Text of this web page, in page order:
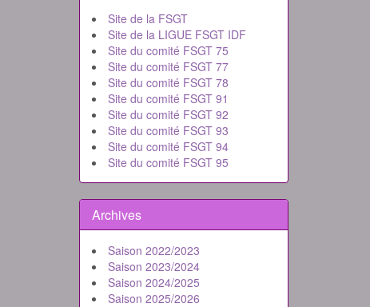
Site de la FSGT
Site de la LIGUE FSGT IDF
Site du comité FSGT 75
Site du comité FSGT 77
Site du comité FSGT 78
Site du comité FSGT 91
Site du comité FSGT 92
Site du comité FSGT 93
Site du comité FSGT 94
Site du comité FSGT 95
Archives
Saison 2022/2023
Saison 2023/2024
Saison 2024/2025
Saison 2025/2026